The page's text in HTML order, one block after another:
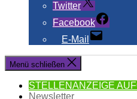
Twitter
Facebook
E-Mail
Menü schließen
STELLENANZEIGE
Newsletter